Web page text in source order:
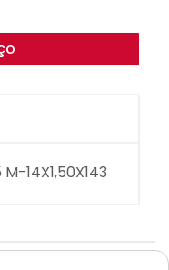
14X1,50X143